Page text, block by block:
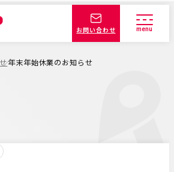
お問い合わせ
年末年始休業のお知らせ